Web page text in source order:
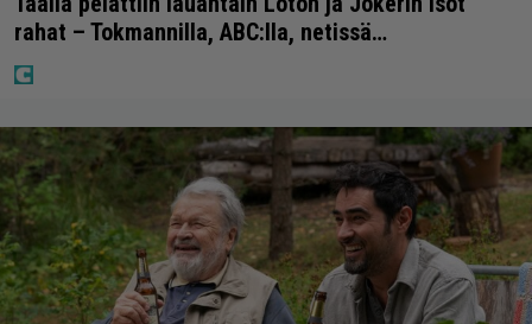
rahat – Tokmannilla, ABC:lla, netissä…